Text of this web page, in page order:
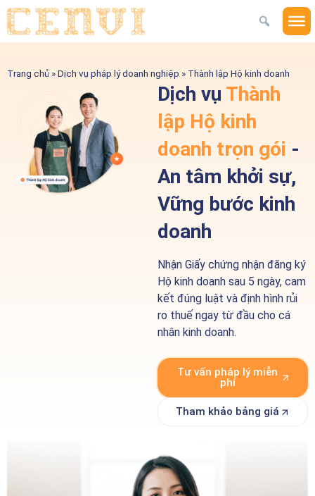
Trang chủ »Dịch vụ pháp lý doanh nghiệp » Thành lập Hộ kinh doanh
Dịch vụ Thành
lập Hộ kinh
doanh trọn gói -
An tâm khởi sự,
Vững bước kinh
doanh
Nhận Giấy chứng nhận đăng ký
Hộ kinh doanh sau 5 ngày, cam
kết đúng luật và định hình rủi
ro thuế ngay từ đầu cho cá
nhân kinh doanh.
Tư vấn pháp lý miễn
phí
Tham khảo bảng giá